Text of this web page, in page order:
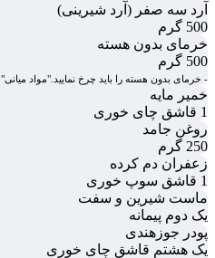
آرد سه صفر (آرد شیرینی)
500 گرم
خرمای بدون هسته
500 گرم
- خرمای بدون هسته را باید چرخ نمایید."مواد میانی"
خمیر مایه
1 قاشق چای خوری
روغن جامد
250 گرم
زعفران دم کرده
1 قاشق سوپ خوری
ماست شیرین و سفت
یک دوم پیمانه
پودر جوزهندی
یک هشتم قاشق چای خوری